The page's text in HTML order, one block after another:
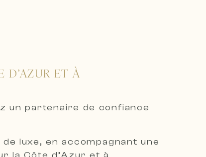
D’AZUR ET À
un partenaire de confiance
luxe, en accompagnant une